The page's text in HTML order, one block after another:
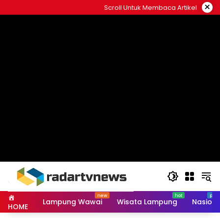
to
Scroll Untuk Membaca Artikel ×
HOME Lampung Wawai Wisata Lampung